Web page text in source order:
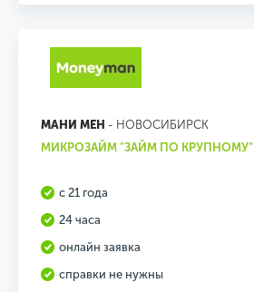
МАНИ МЕН - НОВОСИБИРСК
МИКРОЗАЙМ "ЗАЙМ ПО КРУПНОМУ"
с 21 года
24 часа
онлайн заявка
справки не нужны